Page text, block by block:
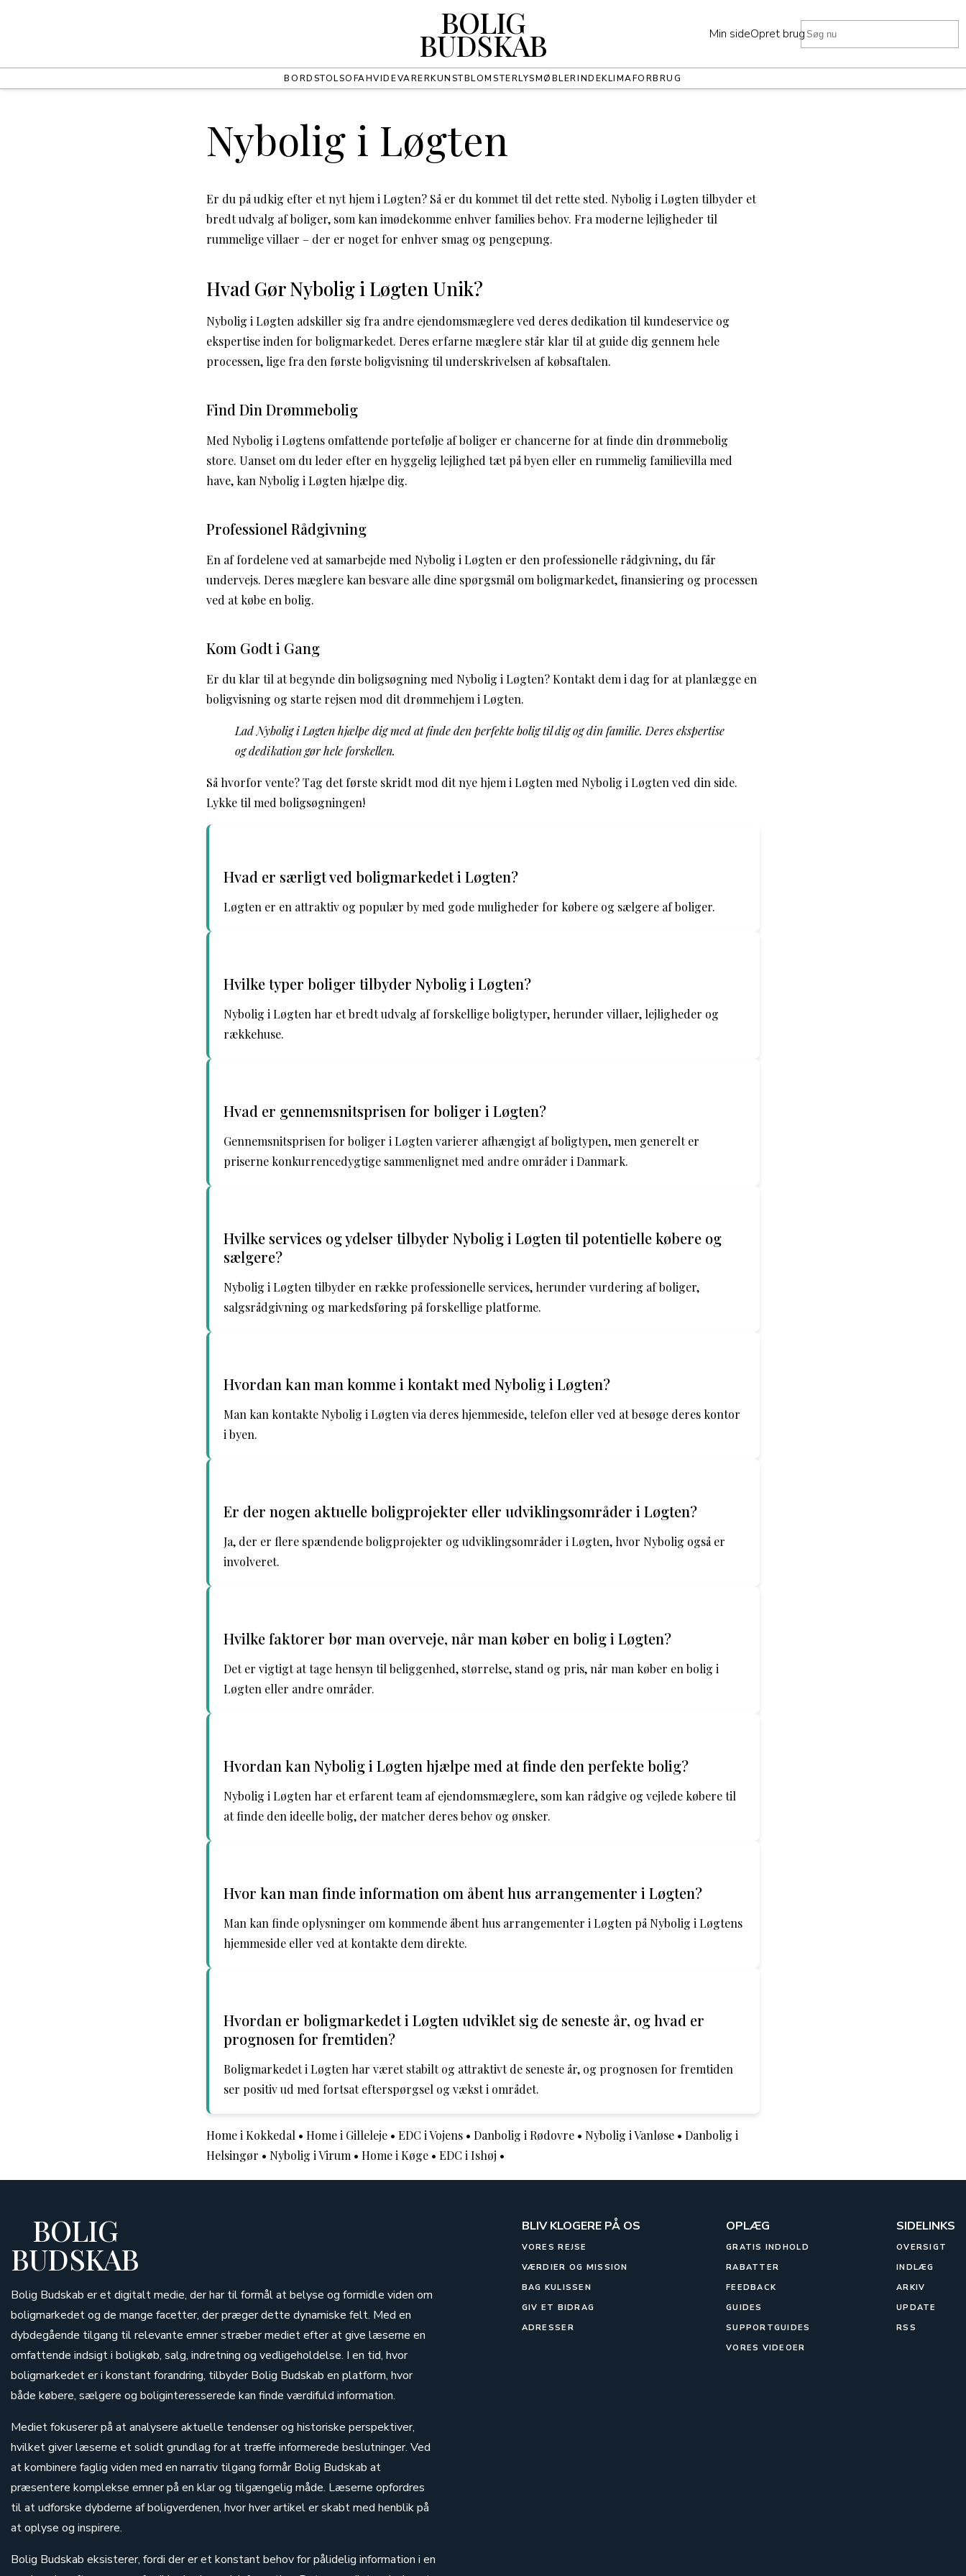
BOLIG
BUDSKAB Min sideOpret bruger
BORDSTOLSOFAHVIDEVARERKUNSTBLOMSTERLYSMØBLERINDEKLIMAFORBRUG
Nybolig i Løgten
Er du på udkig efter et nyt hjem i Løgten? Så er du kommet til det rette sted. Nybolig i Løgten tilbyder et
bredt udvalg af boliger, som kan imødekomme enhver families behov. Fra moderne lejligheder til
rummelige villaer – der er noget for enhver smag og pengepung.
Hvad Gør Nybolig i Løgten Unik?
Nybolig i Løgten adskiller sig fra andre ejendomsmæglere ved deres dedikation til kundeservice og
ekspertise inden for boligmarkedet. Deres erfarne mæglere står klar til at guide dig gennem hele
processen, lige fra den første boligvisning til underskrivelsen af købsaftalen.
Find Din Drømmebolig
Med Nybolig i Løgtens omfattende portefølje af boliger er chancerne for at finde din drømmebolig
store. Uanset om du leder efter en hyggelig lejlighed tæt på byen eller en rummelig familievilla med
have, kan Nybolig i Løgten hjælpe dig.
Professionel Rådgivning
En af fordelene ved at samarbejde med Nybolig i Løgten er den professionelle rådgivning, du får
undervejs. Deres mæglere kan besvare alle dine spørgsmål om boligmarkedet, finansiering og processen
ved at købe en bolig.
Kom Godt i Gang
Er du klar til at begynde din boligsøgning med Nybolig i Løgten? Kontakt dem i dag for at planlægge en
boligvisning og starte rejsen mod dit drømmehjem i Løgten.
Lad Nybolig i Løgten hjælpe dig med at finde den perfekte bolig til dig og din familie. Deres ekspertise
og dedikation gør hele forskellen.
Så hvorfor vente? Tag det første skridt mod dit nye hjem i Løgten med Nybolig i Løgten ved din side.
Lykke til med boligsøgningen!
Hvad er særligt ved boligmarkedet i Løgten?
Løgten er en attraktiv og populær by med gode muligheder for købere og sælgere af boliger.
Hvilke typer boliger tilbyder Nybolig i Løgten?
Nybolig i Løgten har et bredt udvalg af forskellige boligtyper, herunder villaer, lejligheder og
rækkehuse.
Hvad er gennemsnitsprisen for boliger i Løgten?
Gennemsnitsprisen for boliger i Løgten varierer afhængigt af boligtypen, men generelt er
priserne konkurrencedygtige sammenlignet med andre områder i Danmark.
Hvilke services og ydelser tilbyder Nybolig i Løgten til potentielle købere og
sælgere?
Nybolig i Løgten tilbyder en række professionelle services, herunder vurdering af boliger,
salgsrådgivning og markedsføring på forskellige platforme.
Hvordan kan man komme i kontakt med Nybolig i Løgten?
Man kan kontakte Nybolig i Løgten via deres hjemmeside, telefon eller ved at besøge deres kontor
i byen.
Er der nogen aktuelle boligprojekter eller udviklingsområder i Løgten?
Ja, der er flere spændende boligprojekter og udviklingsområder i Løgten, hvor Nybolig også er
involveret.
Hvilke faktorer bør man overveje, når man køber en bolig i Løgten?
Det er vigtigt at tage hensyn til beliggenhed, størrelse, stand og pris, når man køber en bolig i
Løgten eller andre områder.
Hvordan kan Nybolig i Løgten hjælpe med at finde den perfekte bolig?
Nybolig i Løgten har et erfarent team af ejendomsmæglere, som kan rådgive og vejlede købere til
at finde den ideelle bolig, der matcher deres behov og ønsker.
Hvor kan man finde information om åbent hus arrangementer i Løgten?
Man kan finde oplysninger om kommende åbent hus arrangementer i Løgten på Nybolig i Løgtens
hjemmeside eller ved at kontakte dem direkte.
Hvordan er boligmarkedet i Løgten udviklet sig de seneste år, og hvad er
prognosen for fremtiden?
Boligmarkedet i Løgten har været stabilt og attraktivt de seneste år, og prognosen for fremtiden
ser positiv ud med fortsat efterspørgsel og vækst i området.
Home i Kokkedal • Home i Gilleleje • EDC i Vojens • Danbolig i Rødovre • Nybolig i Vanløse • Danbolig i
Helsingør • Nybolig i Virum • Home i Køge • EDC i Ishøj •
BOLIG
BUDSKAB
Bolig Budskab er et digitalt medie, der har til formål at belyse og formidle viden om
boligmarkedet og de mange facetter, der præger dette dynamiske felt. Med en
dybdegående tilgang til relevante emner stræber mediet efter at give læserne en
omfattende indsigt i boligkøb, salg, indretning og vedligeholdelse. I en tid, hvor
boligmarkedet er i konstant forandring, tilbyder Bolig Budskab en platform, hvor
både købere, sælgere og boliginteresserede kan finde værdifuld information.
Mediet fokuserer på at analysere aktuelle tendenser og historiske perspektiver,
hvilket giver læserne et solidt grundlag for at træffe informerede beslutninger. Ved
at kombinere faglig viden med en narrativ tilgang formår Bolig Budskab at
præsentere komplekse emner på en klar og tilgængelig måde. Læserne opfordres
til at udforske dybderne af boligverdenen, hvor hver artikel er skabt med henblik på
at oplyse og inspirere.
Bolig Budskab eksisterer, fordi der er et konstant behov for pålidelig information i en
BLIV KLOGERE PÅ OS
VORES REJSE
VÆRDIER OG MISSION
BAG KULISSEN
GIV ET BIDRAG
ADRESSER
OPLÆG
GRATIS INDHOLD
RABATTER
FEEDBACK
GUIDES
SUPPORTGUIDES
VORES VIDEOER
SIDELINKS
OVERSIGT
INDLÆG
ARKIV
UPDATE
RSS